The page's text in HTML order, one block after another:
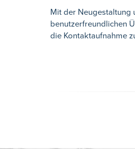
Mit der Neugestaltung
benutzerfreundlichen
die Kontaktaufnahme